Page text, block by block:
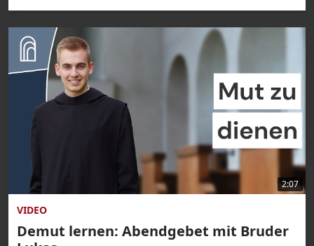
2:07
VIDEO
Demut lernen: Abendgebet mit Bruder